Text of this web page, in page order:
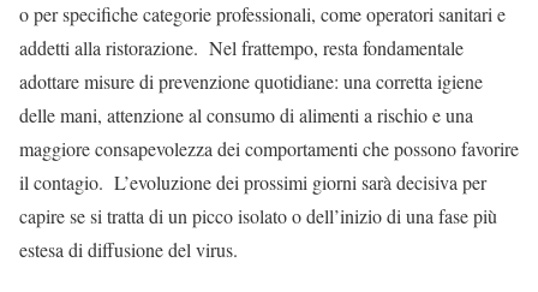
o per specifiche categorie professionali, come operatori sanitari e
addetti alla ristorazione. Nel frattempo, resta fondamentale
adottare misure di prevenzione quotidiane: una corretta igiene
delle mani, attenzione al consumo di alimenti a rischio e una
maggiore consapevolezza dei comportamenti che possono favorire
il contagio. L’evoluzione dei prossimi giorni sarà decisiva per
capire se si tratta di un picco isolato o dell’inizio di una fase più
estesa di diffusione del virus.